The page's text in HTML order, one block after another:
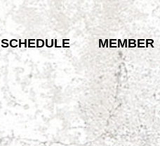
SCHEDULE MEMBER